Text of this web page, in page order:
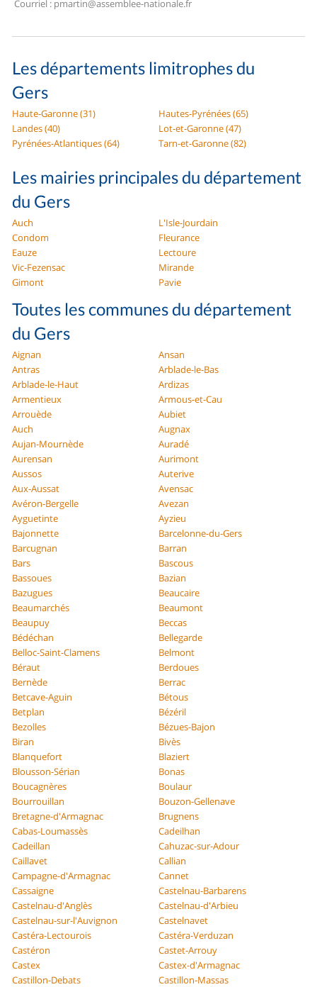
Courriel : pmartin@assemblee-nationale.fr
Les départements limitrophes du
Gers
Haute-Garonne (31)
Hautes-Pyrénées (65)
Landes (40)
Lot-et-Garonne (47)
Pyrénées-Atlantiques (64)
Tarn-et-Garonne (82)
Les mairies principales du département
du Gers
Auch
L'Isle-Jourdain
Condom
Fleurance
Eauze
Lectoure
Vic-Fezensac
Mirande
Gimont
Pavie
Toutes les communes du département
du Gers
Aignan
Ansan
Antras
Arblade-le-Bas
Arblade-le-Haut
Ardizas
Armentieux
Armous-et-Cau
Arrouède
Aubiet
Auch
Augnax
Aujan-Mournède
Auradé
Aurensan
Aurimont
Aussos
Auterive
Aux-Aussat
Avensac
Avéron-Bergelle
Avezan
Ayguetinte
Ayzieu
Bajonnette
Barcelonne-du-Gers
Barcugnan
Barran
Bars
Bascous
Bassoues
Bazian
Bazugues
Beaucaire
Beaumarchés
Beaumont
Beaupuy
Beccas
Bédéchan
Bellegarde
Belloc-Saint-Clamens
Belmont
Béraut
Berdoues
Bernède
Berrac
Betcave-Aguin
Bétous
Betplan
Bézéril
Bezolles
Bézues-Bajon
Biran
Bivès
Blanquefort
Blaziert
Blousson-Sérian
Bonas
Boucagnères
Boulaur
Bourrouillan
Bouzon-Gellenave
Bretagne-d'Armagnac
Brugnens
Cabas-Loumassès
Cadeilhan
Cadeillan
Cahuzac-sur-Adour
Caillavet
Callian
Campagne-d'Armagnac
Cannet
Cassaigne
Castelnau-Barbarens
Castelnau-d'Anglès
Castelnau-d'Arbieu
Castelnau-sur-l'Auvignon
Castelnavet
Castéra-Lectourois
Castéra-Verduzan
Castéron
Castet-Arrouy
Castex
Castex-d'Armagnac
Castillon-Debats
Castillon-Massas